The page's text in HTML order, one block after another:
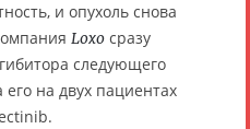
и опухоль снова
Loxo сразу
следующего
на двух пациентах